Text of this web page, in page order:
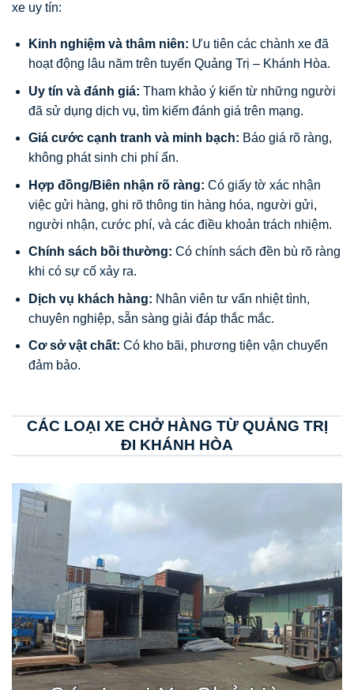
xe uy tín:
Kinh nghiệm và thâm niên: Ưu tiên các chành xe đã
hoạt động lâu năm trên tuyến Quảng Trị – Khánh Hòa.
Uy tín và đánh giá: Tham khảo ý kiến từ những người
đã sử dụng dịch vụ, tìm kiếm đánh giá trên mạng.
Giá cước cạnh tranh và minh bạch: Báo giá rõ ràng,
không phát sinh chi phí ẩn.
Hợp đồng/Biên nhận rõ ràng: Có giấy tờ xác nhận
việc gửi hàng, ghi rõ thông tin hàng hóa, người gửi,
người nhận, cước phí, và các điều khoản trách nhiệm.
Chính sách bồi thường: Có chính sách đền bù rõ ràng
khi có sự cố xảy ra.
Dịch vụ khách hàng: Nhân viên tư vấn nhiệt tình,
chuyên nghiệp, sẵn sàng giải đáp thắc mắc.
Cơ sở vật chất: Có kho bãi, phương tiện vận chuyển
đảm bảo.
CÁC LOẠI XE CHỞ HÀNG TỪ QUẢNG TRỊ
ĐI KHÁNH HÒA